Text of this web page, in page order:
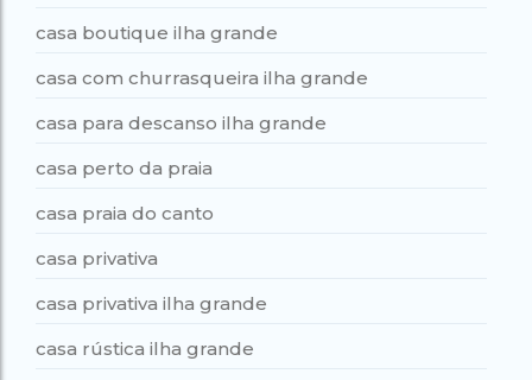
casa boutique ilha grande
casa com churrasqueira ilha grande
casa para descanso ilha grande
casa perto da praia
casa praia do canto
casa privativa
casa privativa ilha grande
casa rústica ilha grande